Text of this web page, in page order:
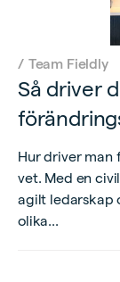
/ Team Fieldly
Så driver
Hur driver man
vet. Med en
agilt ledarskap
olika...